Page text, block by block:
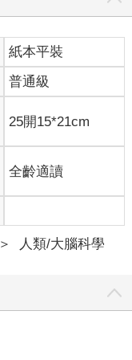
紙本平裝
普通級
25開15*21cm
全齡適讀
＞ 人類/大腦科學